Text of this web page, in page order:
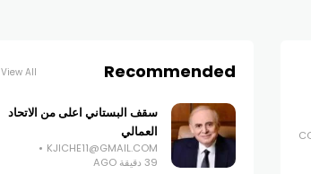
Recommended
View All
سقف البستاني اعلى من الاتحاد
العمالي
KJICHE11@GMAIL.COM
39 دقيقة AGO